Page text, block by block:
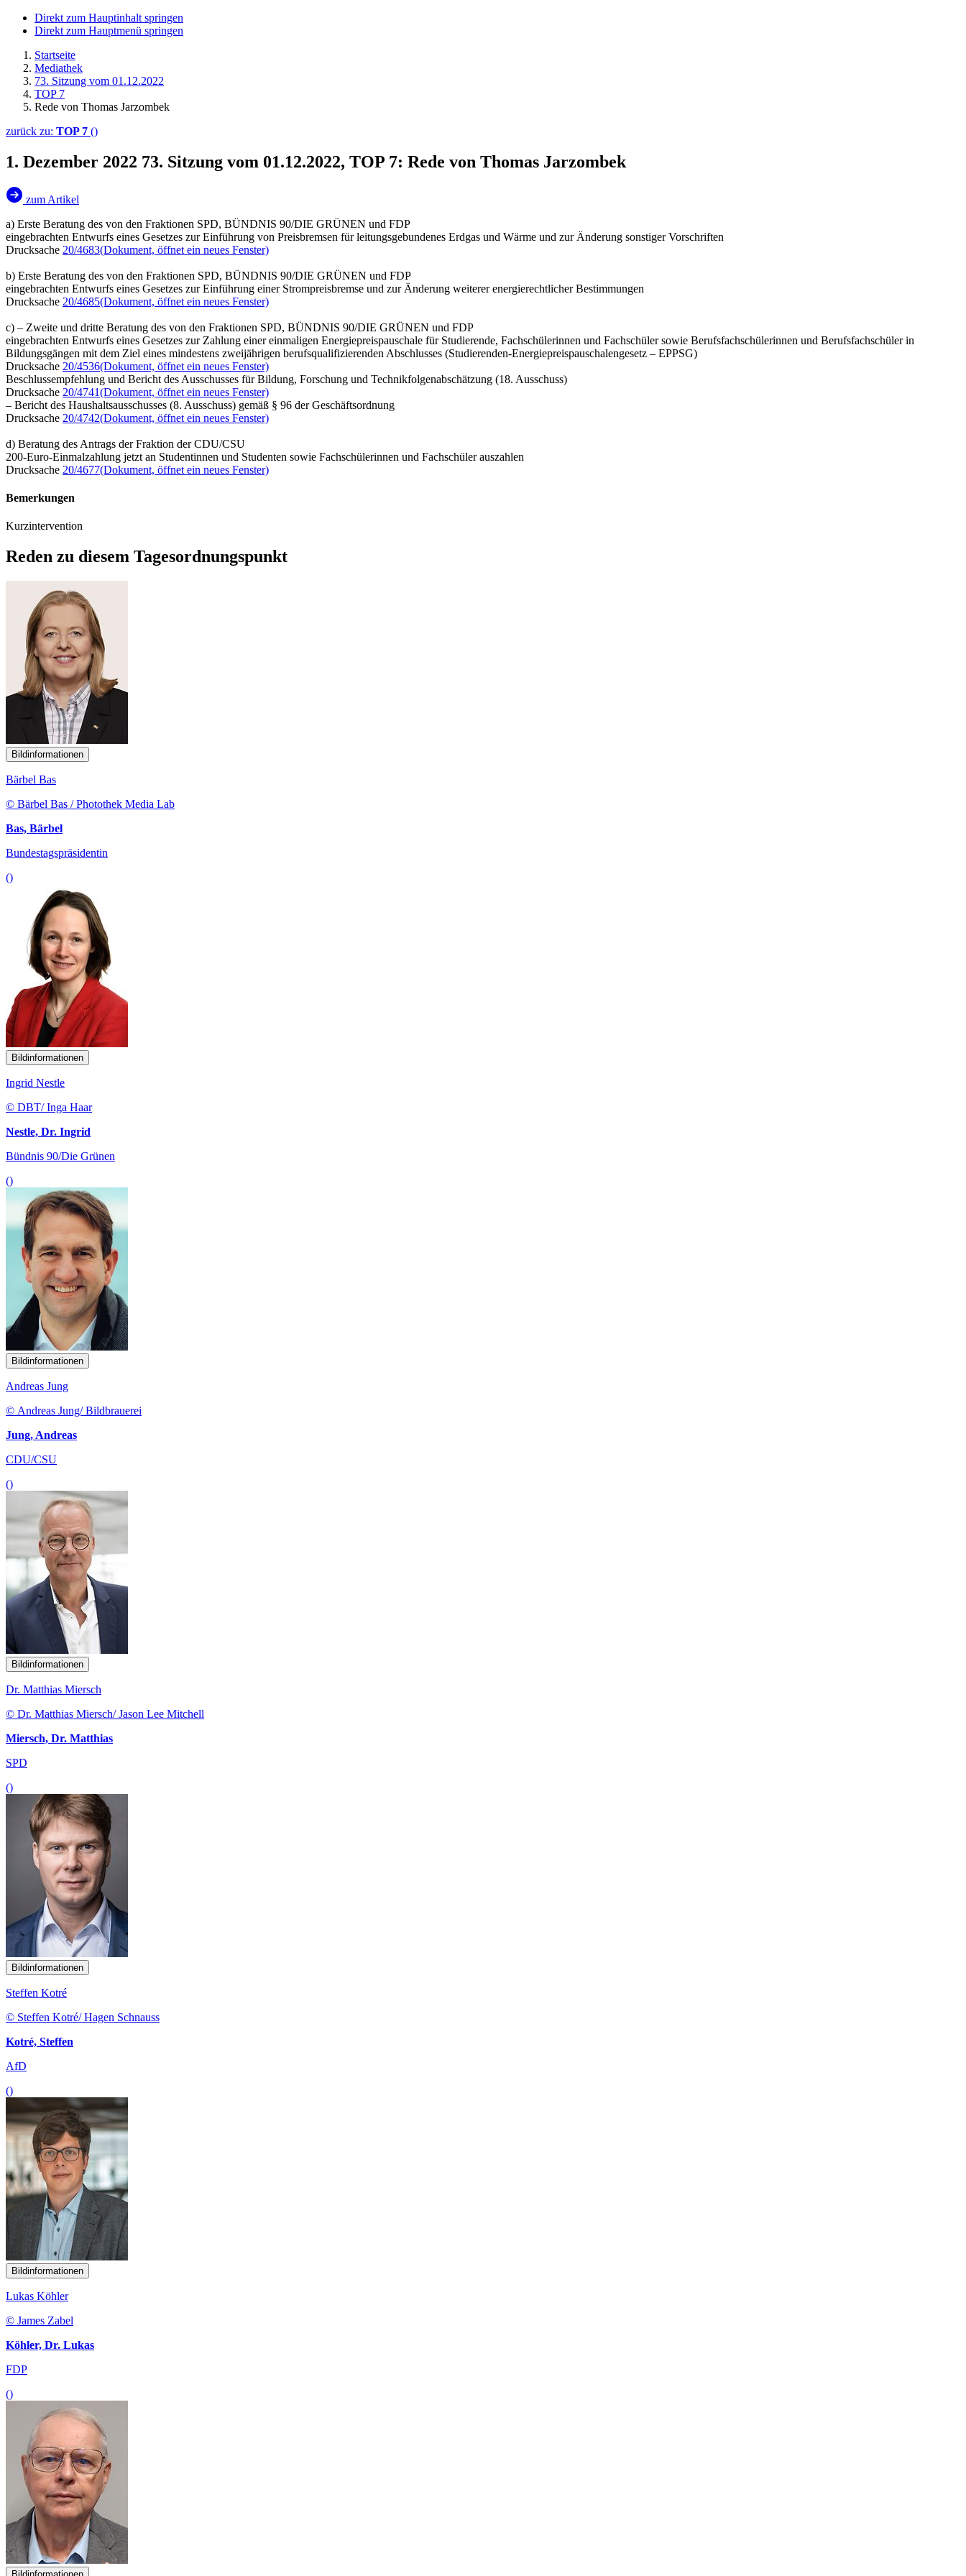
Direkt zum Hauptinhalt springen
Direkt zum Hauptmenü springen
Startseite
Mediathek
73. Sitzung vom 01.12.2022
TOP 7
Rede von Thomas Jarzombek
zurück zu: TOP 7 ()
1. Dezember 2022 73. Sitzung vom 01.12.2022, TOP 7: Rede von Thomas Jarzombek
zum Artikel
a) Erste Beratung des von den Fraktionen SPD, BÜNDNIS 90/DIE GRÜNEN und FDP
eingebrachten Entwurfs eines Gesetzes zur Einführung von Preisbremsen für leitungsgebundenes Erdgas und Wärme und zur Änderung sonstiger Vorschriften
Drucksache 20/4683(Dokument, öffnet ein neues Fenster)
b) Erste Beratung des von den Fraktionen SPD, BÜNDNIS 90/DIE GRÜNEN und FDP
eingebrachten Entwurfs eines Gesetzes zur Einführung einer Strompreisbremse und zur Änderung weiterer energierechtlicher Bestimmungen
Drucksache 20/4685(Dokument, öffnet ein neues Fenster)
c) – Zweite und dritte Beratung des von den Fraktionen SPD, BÜNDNIS 90/DIE GRÜNEN und FDP
eingebrachten Entwurfs eines Gesetzes zur Zahlung einer einmaligen Energiepreispauschale für Studierende, Fachschülerinnen und Fachschüler sowie Berufsfachschülerinnen und Berufsfachschüler in
Bildungsgängen mit dem Ziel eines mindestens zweijährigen berufsqualifizierenden Abschlusses (Studierenden-Energiepreispauschalengesetz – EPPSG)
Drucksache 20/4536(Dokument, öffnet ein neues Fenster)
Beschlussempfehlung und Bericht des Ausschusses für Bildung, Forschung und Technikfolgenabschätzung (18. Ausschuss)
Drucksache 20/4741(Dokument, öffnet ein neues Fenster)
– Bericht des Haushaltsausschusses (8. Ausschuss) gemäß § 96 der Geschäftsordnung
Drucksache 20/4742(Dokument, öffnet ein neues Fenster)
d) Beratung des Antrags der Fraktion der CDU/CSU
200-Euro-Einmalzahlung jetzt an Studentinnen und Studenten sowie Fachschülerinnen und Fachschüler auszahlen
Drucksache 20/4677(Dokument, öffnet ein neues Fenster)
Bemerkungen
Kurzintervention
Reden zu diesem Tagesordnungspunkt
Bildinformationen
Bärbel Bas
© Bärbel Bas / Photothek Media Lab
Bas, Bärbel
Bundestagspräsidentin
()
Bildinformationen
Ingrid Nestle
© DBT/ Inga Haar
Nestle, Dr. Ingrid
Bündnis 90/Die Grünen
()
Bildinformationen
Andreas Jung
© Andreas Jung/ Bildbrauerei
Jung, Andreas
CDU/CSU
()
Bildinformationen
Dr. Matthias Miersch
© Dr. Matthias Miersch/ Jason Lee Mitchell
Miersch, Dr. Matthias
SPD
()
Bildinformationen
Steffen Kotré
© Steffen Kotré/ Hagen Schnauss
Kotré, Steffen
AfD
()
Bildinformationen
Lukas Köhler
© James Zabel
Köhler, Dr. Lukas
FDP
()